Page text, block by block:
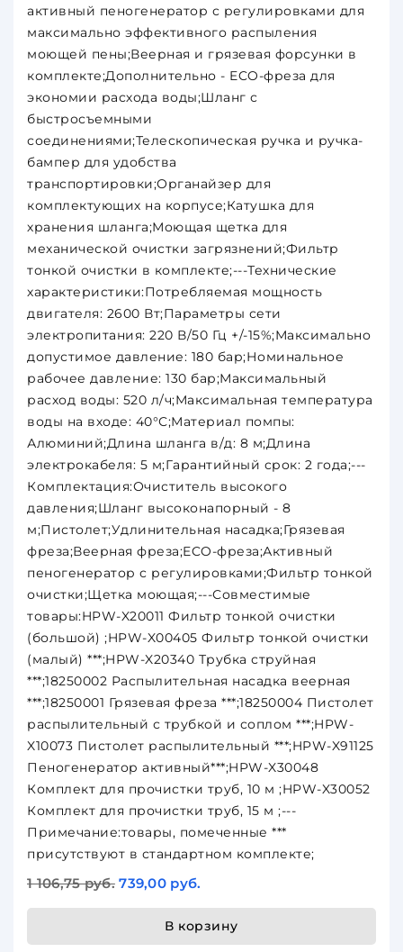
активный пеногенератор с регулировками для
максимально эффективного распыления
моющей пены;Веерная и грязевая форсунки в
комплекте;Дополнительно - ECO-фреза для
экономии расхода воды;Шланг с
быстросъемными
соединениями;Телескопическая ручка и ручка-
бампер для удобства
транспортировки;Органайзер для
комплектующих на корпусе;Катушка для
хранения шланга;Моющая щетка для
механической очистки загрязнений;Фильтр
тонкой очистки в комплекте;---Технические
характеристики:Потребляемая мощность
двигателя: 2600 Вт;Параметры сети
электропитания: 220 В/50 Гц +/-15%;Максимально
допустимое давление: 180 бар;Номинальное
рабочее давление: 130 бар;Максимальный
расход воды: 520 л/ч;Максимальная температура
воды на входе: 40°С;Материал помпы:
Алюминий;Длина шланга в/д: 8 м;Длина
электрокабеля: 5 м;Гарантийный срок: 2 года;---
Комплектация:Очиститель высокого
давления;Шланг высоконапорный - 8
м;Пистолет;Удлинительная насадка;Грязевая
фреза;Веерная фреза;ECO-фреза;Активный
пеногенератор с регулировками;Фильтр тонкой
очистки;Щетка моющая;---Совместимые
товары:HPW-X20011 Фильтр тонкой очистки
(большой) ;HPW-X00405 Фильтр тонкой очистки
(малый) ***;HPW-X20340 Трубка струйная
***;18250002 Распылительная насадка веерная
***;18250001 Грязевая фреза ***;18250004 Пистолет
распылительный с трубкой и соплом ***;HPW-
X10073 Пистолет распылительный ***;HPW-X91125
Пеногенератор активный***;HPW-X30048
Комплект для прочистки труб, 10 м ;HPW-X30052
Комплект для прочистки труб, 15 м ;---
Примечание:товары, помеченные ***
присутствуют в стандартном комплекте;
1 106,75 руб. 739,00 руб.
В корзину